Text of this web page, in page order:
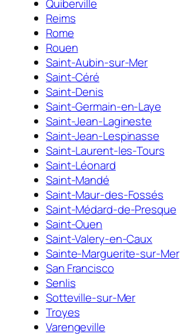
Quiberville
Reims
Rome
Rouen
Saint-Aubin-sur-Mer
Saint-Céré
Saint-Denis
Saint-Germain-en-Laye
Saint-Jean-Lagineste
Saint-Jean-Lespinasse
Saint-Laurent-les-Tours
Saint-Léonard
Saint-Mandé
Saint-Maur-des-Fossés
Saint-Médard-de-Presque
Saint-Ouen
Saint-Valery-en-Caux
Sainte-Marguerite-sur-Mer
San Francisco
Senlis
Sotteville-sur-Mer
Troyes
Varengeville